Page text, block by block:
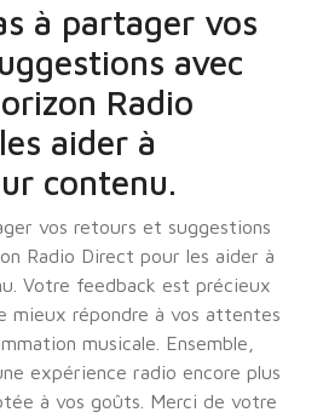
à partager vos
avec
Radio
aider à
contenu.
vos retours et suggestions
Radio Direct pour les aider à
Votre feedback est précieux
mieux répondre à vos attentes
musicale. Ensemble,
expérience radio encore plus
à vos goûts. Merci de votre